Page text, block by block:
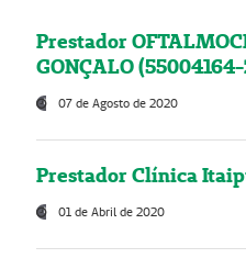
Prestador
GONÇALO
07 de Agosto de 2020
Prestador Clínica
01 de Abril de 2020